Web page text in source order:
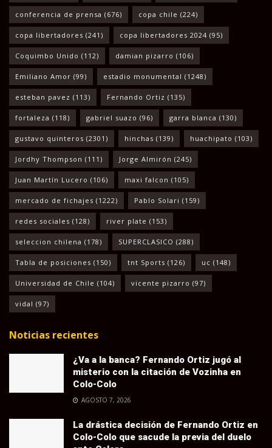
conferencia de prensa (676) copa chile (224)
copa libertadores (241) copa libertadores 2024 (95)
Coquimbo Unido (112) damian pizarro (106)
Emiliano Amor (99) estadio monumental (1248)
esteban pavez (113) Fernando Ortiz (135)
fortaleza (118) gabriel suazo (96) garra blanca (130)
gustavo quinteros (2301) hinchas (139) huachipato (103)
Jordhy Thompson (111) Jorge Almirón (245)
Juan Martín Lucero (106) maxi falcon (105)
mercado de fichajes (1222) Pablo Solari (159)
redes sociales (128) river plate (153)
seleccion chilena (178) SUPERCLASICO (288)
Tabla de posiciones (150) tnt Sports (126) uc (148)
Universidad de Chile (104) vicente pizarro (97)
vidal (97)
Noticias recientes
¿Va a la banca? Fernando Ortiz jugó al
misterio con la citación de Vozinha en
Colo-Colo
AGOSTO 7, 2026
La drástica decisión de Fernando Ortiz en
Colo-Colo que sacude la previa del duelo